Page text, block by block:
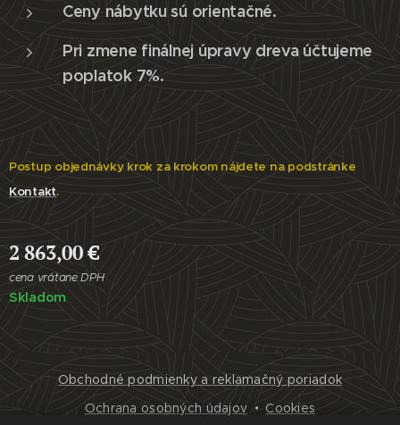
Ceny nábytku sú orientačné.
Pri zmene finálnej úpravy dreva účtujeme
poplatok 7%.
Postup objednávky krok za krokom nájdete na podstránke
Kontakt.
2 863,00€
cena vrátane DPH
Skladom
Obchodné podmienky a reklamačný poriadok
Ochrana osobných údajov
Cookies